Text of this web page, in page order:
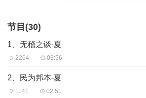
节目(30)
1、无稽之谈-夏
2264 03:56
2、民为邦本-夏
1141 02:51